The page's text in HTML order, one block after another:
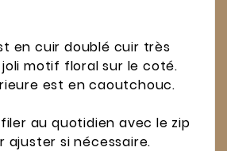
en cuir doublé cuir très
motif floral sur le coté.
est en caoutchouc.
au quotidien avec le zip
ajuster si nécessaire.